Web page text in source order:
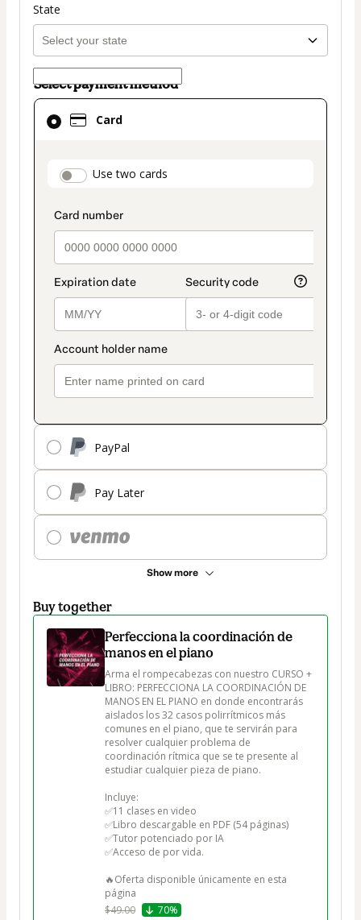
State
Select payment method
Card
payment_data.section_title_v2
Use two cards
PayPal
Pay Later
Show more
Card
selected
method
Buy together
Perfecciona la coordinación de
manos en el piano
Arma el rompecabezas con nuestro CURSO +
LIBRO: PERFECCIONA LA COORDINACIÓN DE
MANOS EN EL PIANO en donde encontrarás
aislados los 32 casos polirrítmicos más
comunes en el piano, que te servirán para
resolver cualquier problema de
coordinación rítmica que se te presente al
estudiar cualquier pieza de piano.
Incluye:
✅11 clases en video
✅Libro descargable en PDF (54 páginas)
✅Tutor potenciado por IA
✅Acceso de por vida.
🔥Oferta disponible únicamente en esta
$49.00
70%